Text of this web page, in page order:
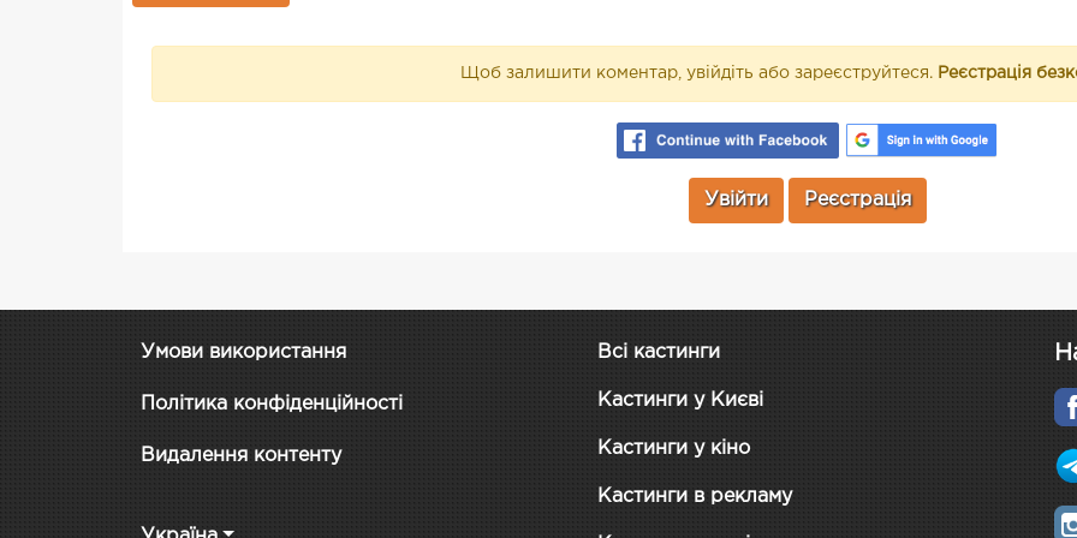
Щоб залишити коментар, увійдіть або зареєструйтеся. Реєстрація
Увійти Реєстрація
Умови використання
Політика конфіденційності
Видалення контенту
Всі кастинги
Кастинги у Києві
Кастинги у кіно
Кастинги в рекламу